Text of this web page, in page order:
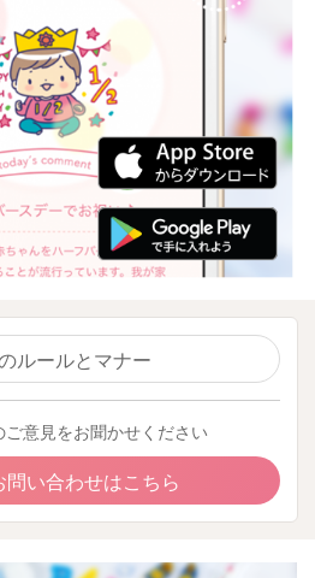
ルールとマナー
意見をお聞かせください
問い合わせはこちら